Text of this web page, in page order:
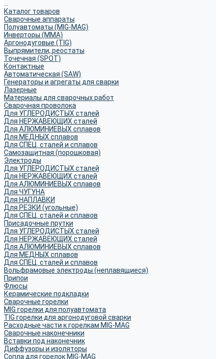
Каталог товаров
Сварочные аппараты
Полуавтоматы (MIG-MAG)
Инверторы (MMA)
Аргонодуговые (TIG)
Выпрямители, реостаты
Точечная (SPOT)
Контактные
Автоматическая (SAW)
Генераторы и агрегаты для сварки
Лазерные
Материалы для сварочных работ
Сварочная проволока
Для УГЛЕРОДИСТЫХ сталей
Для НЕРЖАВЕЮЩИХ сталей
Для АЛЮМИНИЕВЫХ сплавов
Для МЕДНЫХ сплавов
Для СПЕЦ. сталей и сплавов
Самозащитная (порошковая)
Электроды
Для УГЛЕРОДИСТЫХ сталей
Для НЕРЖАВЕЮЩИХ сталей
Для АЛЮМИНИЕВЫХ сплавов
Для ЧУГУНА
Для НАПЛАВКИ
Для РЕЗКИ (угольные)
Для СПЕЦ. сталей и сплавов
Присадочные прутки
Для УГЛЕРОДИСТЫХ сталей
Для НЕРЖАВЕЮЩИХ сталей
Для АЛЮМИНИЕВЫХ сплавов
Для МЕДНЫХ сплавов
Для СПЕЦ. сталей и сплавов
Вольфрамовые электроды (неплавящиеся)
Припои
Флюсы
Керамические подкладки
Сварочные горелки
MIG горелки для полуавтомата
TIG горелки для аргонодуговой сварки
Расходные части к горелкам MIG-MAG
Сварочные наконечники
Вставки под наконечник
Диффузоры и изоляторы
Сопла для горелок MIG-MAG